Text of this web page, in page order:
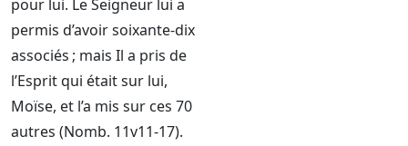
pour lui. Le Seigneur lui a
permis d’avoir soixante-dix
associés ; mais Il a pris de
l’Esprit qui était sur lui,
Moïse, et l’a mis sur ces 70
autres (Nomb. 11v11-17).